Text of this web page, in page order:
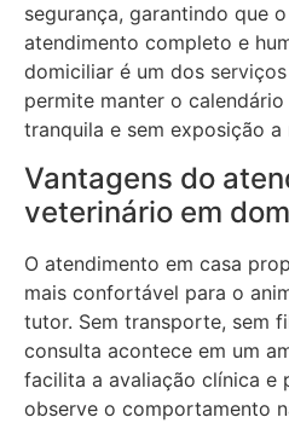
segurança, garantindo que
atendimento completo e
domiciliar é um dos serviços
permite manter o
tranquila e sem exposição a
Vantagens do
veterinário em
O atendimento em casa
mais confortável para o
tutor. Sem transporte, sem
consulta acontece em um
facilita a avaliação clínica e
observe o comportamento